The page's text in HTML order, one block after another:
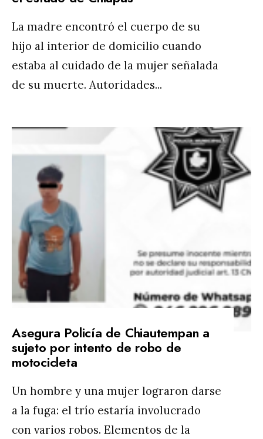
La madre encontró el cuerpo de su
hijo al interior de domicilio cuando
estaba al cuidado de la mujer señalada
de su muerte. Autoridades...
Asegura Policía de Chiautempan a
sujeto por intento de robo de
motocicleta
Un hombre y una mujer lograron darse
a la fuga: el trío estaría involucrado
con varios robos. Elementos de la